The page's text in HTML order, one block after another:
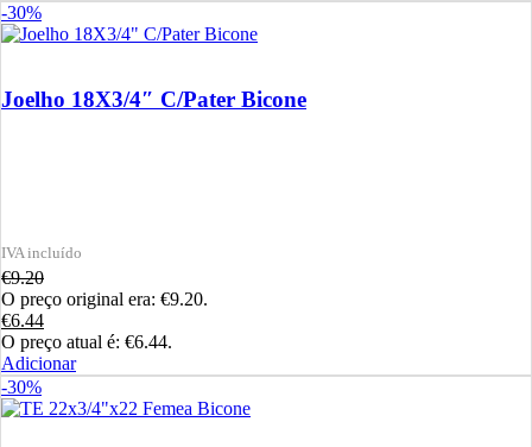
-30%
Joelho 18X3/4″ C/Pater Bicone
€9.20
O preço original era: €9.20.
€6.44
O preço atual é: €6.44.
Adicionar
-30%